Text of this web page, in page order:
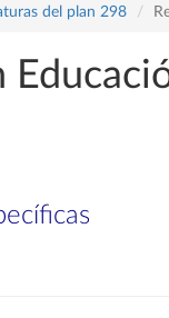
del plan 298